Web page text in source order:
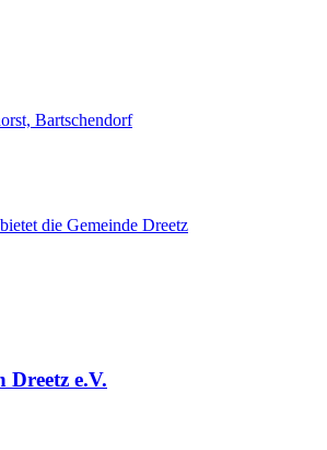
Bartschendorf
die Gemeinde Dreetz
Dreetz e.V.